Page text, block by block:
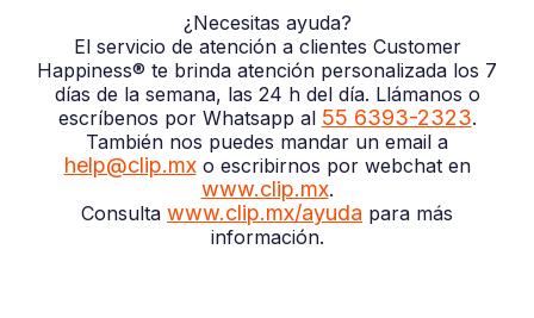
¿Necesitas ayuda?
El servicio de atención a clientes Customer
Happiness® te brinda atención personalizada los 7
días de la semana, las 24 h del día. Llámanos o
escríbenos por Whatsapp al 55 6393-2323.
También nos puedes mandar un email a
help@clip.mxo escribirnos por webchat en
www.clip.mx.
Consulta www.clip.mx/ayuda para más
información.